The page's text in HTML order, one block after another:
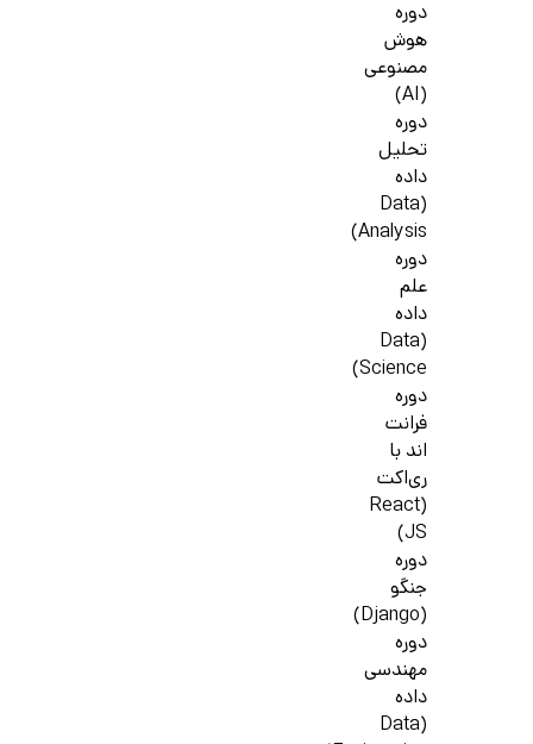
دوره
هوش
مصنوعی
(AI)
دوره
تحلیل
داده
(Data
Analysis)
دوره
علم
داده
(Data
Science)
دوره
فرانت
اند با
ری‌اکت
(React
JS)
دوره
جنگو
(Django)
دوره
مهندسی
داده
(Data